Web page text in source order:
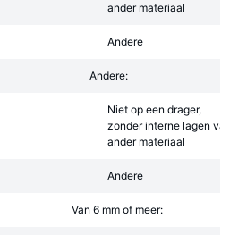
ander materiaal
Andere
Andere:
Niet op een drager,
zonder interne lagen van
ander materiaal
Andere
Van 6 mm of meer: